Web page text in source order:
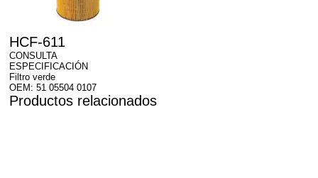
HCF-611
CONSULTA
ESPECIFICACIÓN
Filtro verde
OEM: 51 05504 0107
Productos relacionados